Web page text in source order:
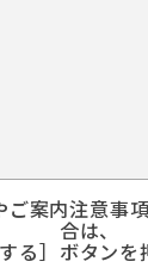
ご案内注意事
合は、
る］ボタンを